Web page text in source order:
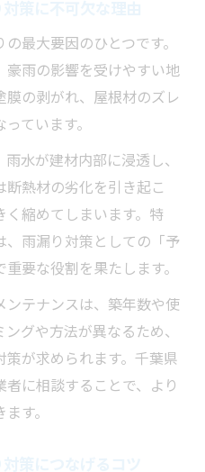
最大要因のひとつです。
雨の影響を受けやすい地
の剥がれ、屋根材のズレ
ています。
水が建材内部に浸透し、
熱材の劣化を引き起こ
く縮めてしまいます。特
雨漏り対策としての「予
要な役割を果たします。
ンテナンスは、築年数や使
グや方法が異なるため、
が求められます。千葉県
に相談することで、より
す。